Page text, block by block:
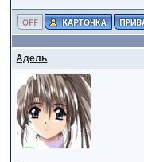
Адель